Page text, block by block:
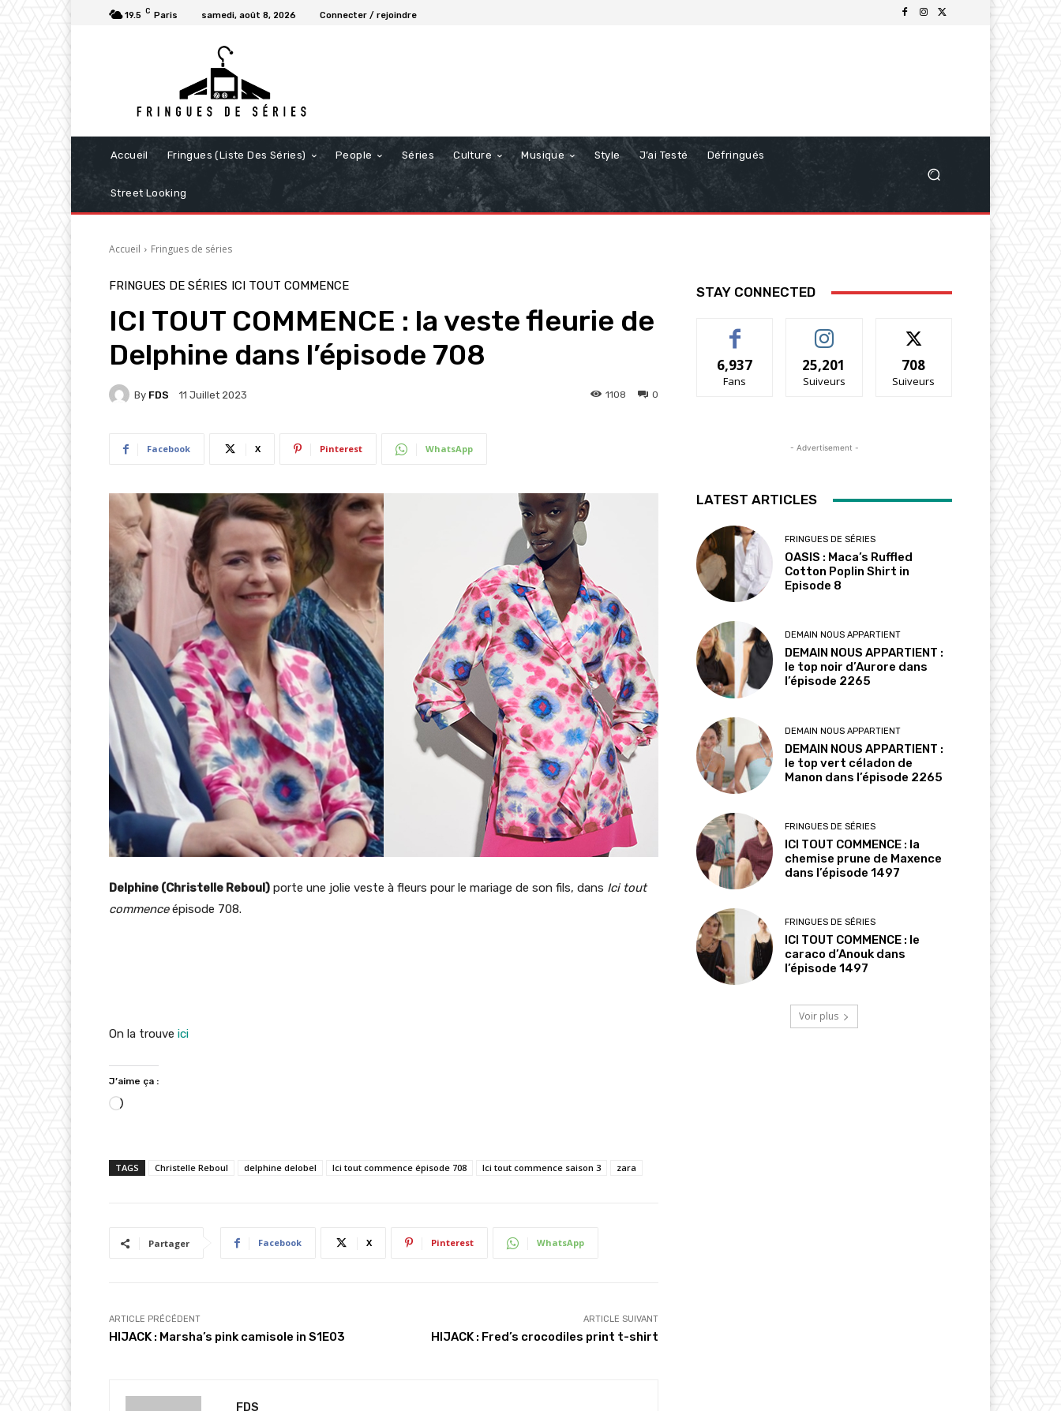
19.5 C Paris samedi, août 8, 2026 Connecter / rejoindre
Accueil Fringues (Liste Des Séries) People Séries Culture Musique Style J’ai Testé Défringués
Street Looking
Accueil Fringues de séries
FRINGUES DE SÉRIES ICI TOUT COMMENCE
ICI TOUT COMMENCE : la veste fleurie de
Delphine dans l’épisode 708
By FDS 11 Juillet 2023 0
1108
Facebook X Pinterest WhatsApp
Delphine (Christelle Reboul) porte une jolie veste à fleurs pour le mariage de son fils, dans Ici tout
commenceépisode 708.
On la trouve ici
J’aime ça :
C
r
…
TAGS Christelle Reboul delphine delobel Ici tout commence épisode 708 Ici tout commence saison 3 zara
Partager Facebook X Pinterest WhatsApp
ARTICLE PRÉCÉDENT
HIJACK : Marsha’s pink camisole in S1E03
ARTICLE SUIVANT
HIJACK : Fred’s crocodiles print t-shirt
FDS
STAY CONNECTED
6,937
Fans
25,201
Suiveurs
708
Suiveurs
- Advertisement -
LATEST ARTICLES
FRINGUES DE SÉRIES
OASIS : Maca’s Ruffled
Cotton Poplin Shirt in
Episode 8
DEMAIN NOUS APPARTIENT
DEMAIN NOUS APPARTIENT :
le top noir d’Aurore dans
l’épisode 2265
DEMAIN NOUS APPARTIENT
DEMAIN NOUS APPARTIENT :
le top vert céladon de
Manon dans l’épisode 2265
FRINGUES DE SÉRIES
ICI TOUT COMMENCE : la
chemise prune de Maxence
dans l’épisode 1497
FRINGUES DE SÉRIES
ICI TOUT COMMENCE : le
caraco d’Anouk dans
l’épisode 1497
Voir plus